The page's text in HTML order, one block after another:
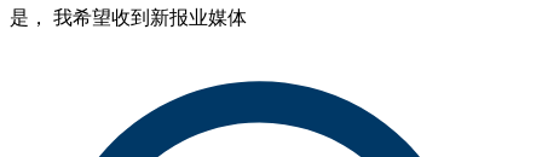
是， 我希望收到新报业媒体